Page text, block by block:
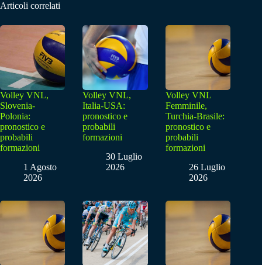
Articoli correlati
Volley VNL,
Slovenia-
Polonia:
pronostico e
probabili
formazioni
1 Agosto
2026
Volley VNL,
Italia-USA:
pronostico e
probabili
formazioni
30 Luglio
2026
Volley VNL
Femminile,
Turchia-Brasile:
pronostico e
probabili
formazioni
26 Luglio
2026